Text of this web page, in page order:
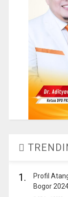
1.
Profil
Bogor